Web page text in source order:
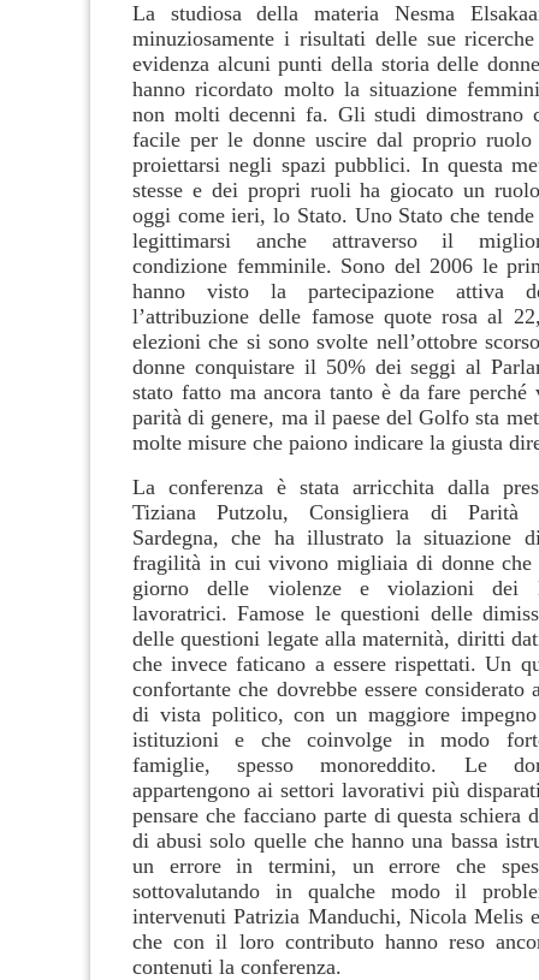
La studiosa della materia Nesma
minuziosamente i risultati delle sue
evidenza alcuni punti della storia delle
hanno ricordato molto la situazione
non molti decenni fa. Gli studi dimostrano
facile per le donne uscire dal proprio ruolo
proiettarsi negli spazi pubblici. In questa
stesse e dei propri ruoli ha giocato un
oggi come ieri, lo Stato. Uno Stato che
legittimarsi anche attraverso il
condizione femminile. Sono del 2006 le
hanno visto la partecipazione attiva
l’attribuzione delle famose quote rosa al
elezioni che si sono svolte nell’ottobre
donne conquistare il 50% dei seggi al
stato fatto ma ancora tanto è da fare perché
parità di genere, ma il paese del Golfo sta
molte misure che paiono indicare la giusta
La conferenza è stata arricchita dalla
Tiziana Putzolu, Consigliera di Parità
Sardegna, che ha illustrato la situazione
fragilità in cui vivono migliaia di donne che
giorno delle violenze e violazioni
lavoratrici. Famose le questioni delle
delle questioni legate alla maternità, diritti
che invece faticano a essere rispettati. Un
confortante che dovrebbe essere considerato
di vista politico, con un maggiore
istituzioni e che coinvolge in modo
famiglie, spesso monoreddito. Le
appartengono ai settori lavorativi più
pensare che facciano parte di questa schiera
di abusi solo quelle che hanno una bassa
un errore in termini, un errore che
sottovalutando in qualche modo il
intervenuti Patrizia Manduchi, Nicola Melis
che con il loro contributo hanno reso
contenuti la conferenza.